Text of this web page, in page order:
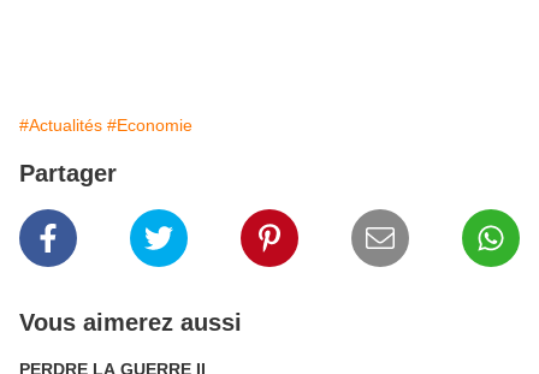
#Actualités #Economie
Partager
Vous aimerez aussi
PERDRE LA GUERRE II